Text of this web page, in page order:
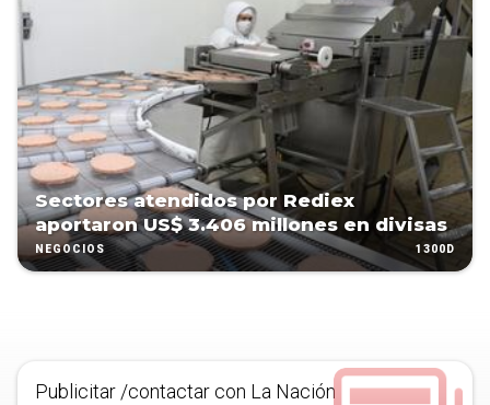
Sectores atendidos por Rediex
aportaron US$ 3.406 millones en divisas
NEGOCIOS 1300D
Publicitar /contactar con La Nación